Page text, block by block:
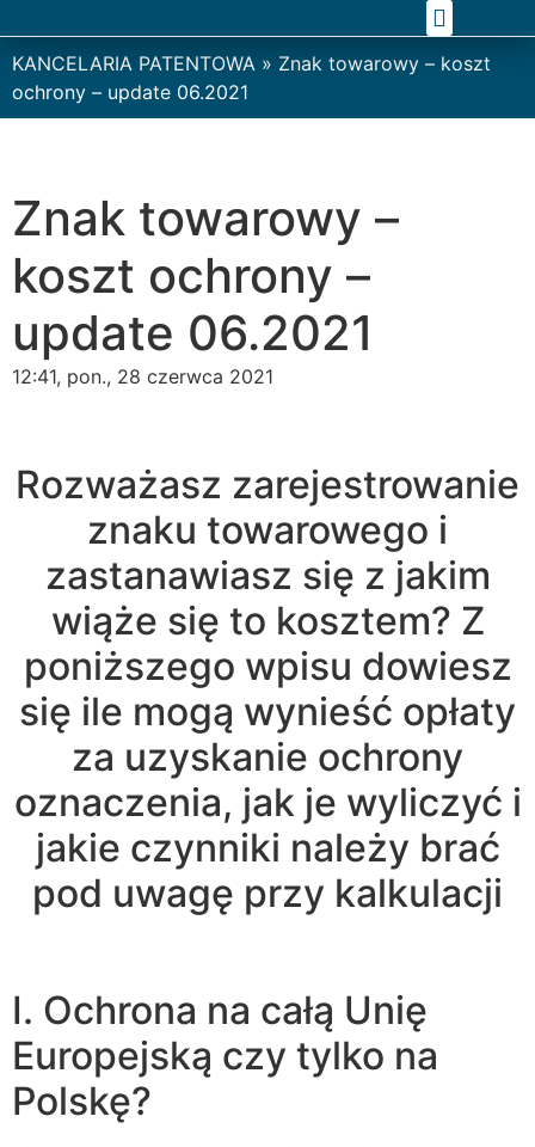
KANCELARIA PATENTOWA » Znak towarowy – koszt
ochrony – update 06.2021
Znak towarowy –
koszt ochrony –
update 06.2021
12:41, pon., 28 czerwca 2021
Rozważasz zarejestrowanie
znaku towarowego i
zastanawiasz się z jakim
wiąże się to kosztem? Z
poniższego wpisu dowiesz
się ile mogą wynieść opłaty
za uzyskanie ochrony
oznaczenia, jak je wyliczyć i
jakie czynniki należy brać
pod uwagę przy kalkulacji
I. Ochrona na całą Unię
Europejską czy tylko na
Polskę?